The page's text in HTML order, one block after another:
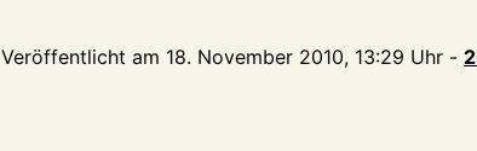
(u.a.)
Veröffentlicht am 18. November 2010, 13:29 Uhr -